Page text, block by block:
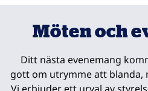
Möten och
Ditt nästa evenemang
gott om utrymme att blanda,